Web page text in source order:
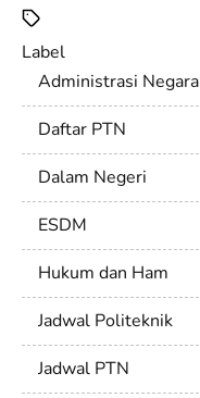
Label
Administrasi Negara
Daftar PTN
Dalam Negeri
ESDM
Hukum dan Ham
Jadwal Politeknik
Jadwal PTN